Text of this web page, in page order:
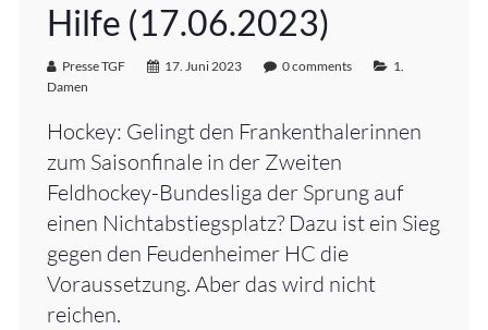
Hilfe (17.06.2023)
Presse TGF 17. Juni 2023 0 comments
1.
Damen
Hockey: Gelingt den Frankenthalerinnen
zum Saisonfinale in der Zweiten
Feldhockey-Bundesliga der Sprung auf
einen Nichtabstiegsplatz? Dazu ist ein Sieg
gegen den Feudenheimer HC die
Voraussetzung. Aber das wird nicht
reichen.